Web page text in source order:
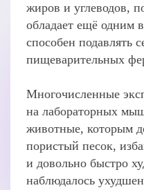
жиров и углеводов,
обладает ещё одним
способен подавлять
пищеварительных
Многочисленные
на лабораторных
животные, которым
пористый песок,
и довольно быстро
наблюдалось